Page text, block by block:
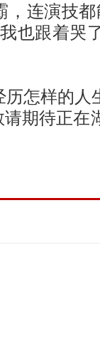
连演技
也跟着哭
怎样的
期待正在